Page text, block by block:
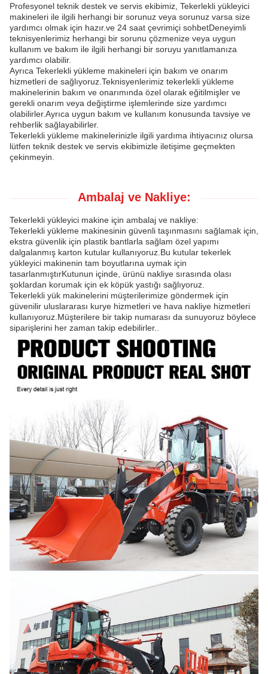
Profesyonel teknik destek ve servis ekibimiz, Tekerlekli yükleyici
makineleri ile ilgili herhangi bir sorunuz veya sorunuz varsa size
yardımcı olmak için hazır.ve 24 saat çevrimiçi sohbetDeneyimli
teknisyenlerimiz herhangi bir sorunu çözmenize veya uygun
kullanım ve bakım ile ilgili herhangi bir soruyu yanıtlamanıza
yardımcı olabilir.
Ayrıca Tekerlekli yükleme makineleri için bakım ve onarım
hizmetleri de sağlıyoruz.Teknisyenlerimiz tekerlekli yükleme
makinelerinin bakım ve onarımında özel olarak eğitilmişler ve
gerekli onarım veya değiştirme işlemlerinde size yardımcı
olabilirler.Ayrıca uygun bakım ve kullanım konusunda tavsiye ve
rehberlik sağlayabilirler.
Tekerlekli yükleme makinelerinizle ilgili yardıma ihtiyacınız olursa
lütfen teknik destek ve servis ekibimizle iletişime geçmekten
çekinmeyin.
Ambalaj ve Nakliye:
Tekerlekli yükleyici makine için ambalaj ve nakliye:
Tekerlekli yükleme makinesinin güvenli taşınmasını sağlamak için,
ekstra güvenlik için plastik bantlarla sağlam özel yapımı
dalgalanmış karton kutular kullanıyoruz.Bu kutular tekerlek
yükleyici makinenin tam boyutlarına uymak için
tasarlanmıştırKutunun içinde, ürünü nakliye sırasında olası
şoklardan korumak için ek köpük yastığı sağlıyoruz.
Tekerlekli yük makinelerini müşterilerimize göndermek için
güvenilir uluslararası kurye hizmetleri ve hava nakliye hizmetleri
kullanıyoruz.Müşterilere bir takip numarası da sunuyoruz böylece
siparişlerini her zaman takip edebilirler..